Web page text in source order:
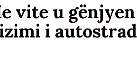
vite u
i